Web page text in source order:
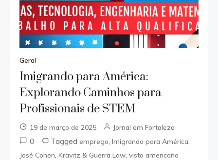
Geral
Imigrando para América:
Explorando Caminhos para
Profissionais de STEM
19 de março de 2025 Jornal em Fortaleza
0 Taggedemprego ,Imigrando para América
José Cohen ,Kravitz & Guerra Law ,visto americano